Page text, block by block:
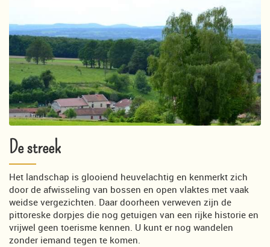
De streek
Het landschap is glooiend heuvelachtig en kenmerkt zich
door de afwisseling van bossen en open vlaktes met vaak
weidse vergezichten. Daar doorheen verweven zijn de
pittoreske dorpjes die nog getuigen van een rijke historie en
vrijwel geen toerisme kennen. U kunt er nog wandelen
zonder iemand tegen te komen.